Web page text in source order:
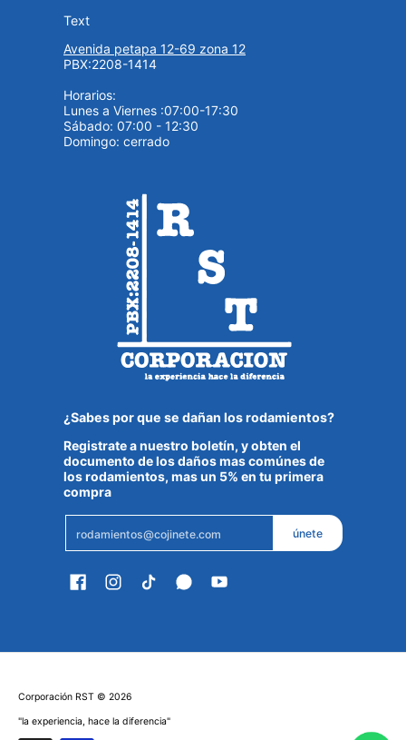
Text
Avenida petapa 12-69 zona 12
PBX:2208-1414
Horarios:
Lunes a Viernes :07:00-17:30
Sábado: 07:00 - 12:30
Domingo: cerrado
¿Sabes por que se dañan los rodamientos?
Registrate a nuestro boletín, y obten el
documento de los daños mas comúnes de
los rodamientos, mas un 5% en tu primera
compra
únete
Corporación RST © 2026
"la experiencia, hace la diferencia"